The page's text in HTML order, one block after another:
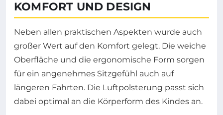
KOMFORT UND DESIGN
Neben allen praktischen Aspekten wurde auch
großer Wert auf den Komfort gelegt. Die weiche
Oberfläche und die ergonomische Form sorgen
für ein angenehmes Sitzgefühl auch auf
längeren Fahrten. Die Luftpolsterung passt sich
dabei optimal an die Körperform des Kindes an.